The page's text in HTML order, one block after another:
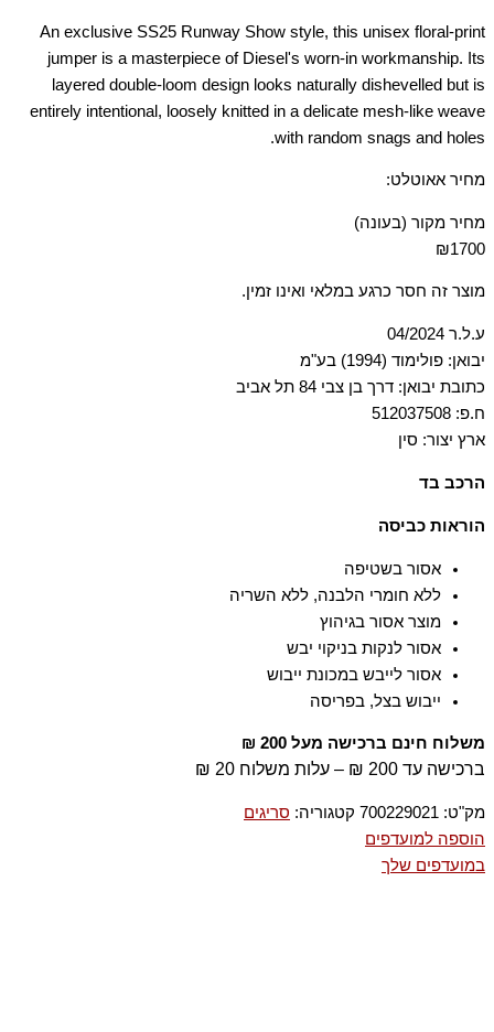
An exclusive SS25 Runway Show style, this unisex floral-print
jumper is a masterpiece of Diesel's worn-in workmanship. Its
layered double-loom design looks naturally dishevelled but is
entirely intentional, loosely knitted in a delicate mesh-like weave
with random snags and holes.
מחיר אאוטלט:
מחיר מקור (בעונה)
₪1700
מוצר זה חסר כרגע במלאי ואינו זמין.
ע.ל.ר 04/2024
יבואן: פולימוד (1994) בע"מ
כתובת יבואן: דרך בן צבי 84 תל אביב
ח.פ: 512037508
ארץ יצור: סין
הרכב בד
הוראות כביסה
אסור בשטיפה
ללא חומרי הלבנה, ללא השריה
מוצר אסור בגיהוץ
אסור לנקות בניקוי יבש
אסור לייבש במכונת ייבוש
ייבוש בצל, בפריסה
משלוח חינם ברכישה מעל 200 ₪
ברכישה עד 200 ₪ – עלות משלוח 20 ₪
מק"ט: 700229021 קטגוריה: סריגים
הוספה למועדפים
במועדפים שלך